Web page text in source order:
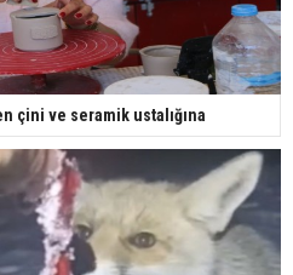
çini ve seramik ustalığına